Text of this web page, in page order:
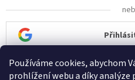
Používáme cookies, abychom
prohlížení webu a díky analýze